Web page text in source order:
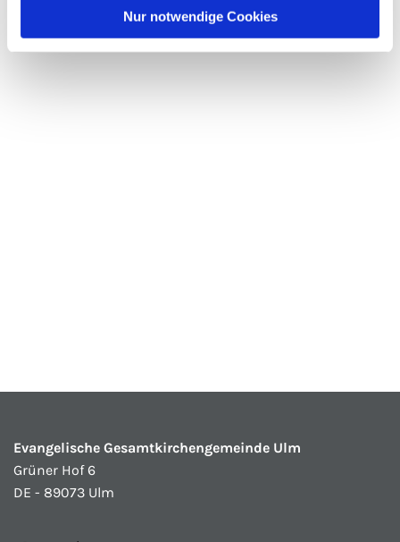
Nur notwendige Cookies
Evangelische Gesamtkirchengemeinde Ulm
Grüner Hof 6
DE - 89073 Ulm